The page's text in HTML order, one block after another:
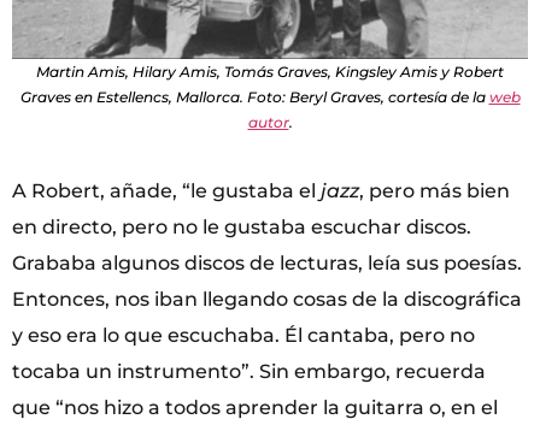
Martin Amis, Hilary Amis, Tomás Graves, Kingsley Amis y Robert
Graves en Estellencs, Mallorca. Foto: Beryl Graves, cortesía de la web
autor.
A Robert, añade, “le gustaba el jazz, pero más bien
en directo, pero no le gustaba escuchar discos.
Grababa algunos discos de lecturas, leía sus poesías.
Entonces, nos iban llegando cosas de la discográfica
y eso era lo que escuchaba. Él cantaba, pero no
tocaba un instrumento”. Sin embargo, recuerda
que “nos hizo a todos aprender la guitarra o, en el